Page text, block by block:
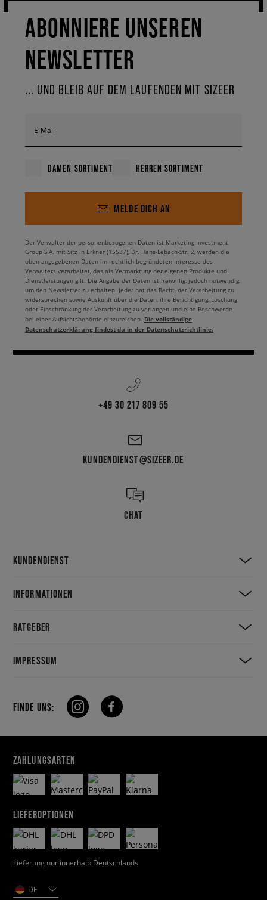
ABONNIERE UNSEREN
NEWSLETTER
... UND BLEIB AUF DEM LAUFENDEN MIT SIZEER
E-Mail
DAMEN SORTIMENT HERREN SORTIMENT
MELDE DICH AN
Der Verwalter der personenbezogenen Daten ist Marketing Investment
Group S.A. mit Sitz in Erkner (15537), Dr. Hans-Lebach-Str. 2, werden die
oben angegebenen Daten im rechtlich begründeten Interesse des
Verwalters verarbeitet, das als Vermarktung der eigenen Produkte und
Dienstleistungen gilt. Die Angabe der Daten ist freiwillig, jedoch notwendig,
um den Newsletter zu erhalten. Jeder hat das Recht, der Verarbeitung zu
widersprechen sowie Auskunft über die Daten, ihre Berichtigung, Löschung
oder Einschränkung der Verarbeitung zu verlangen und eine Beschwerde
bei einer Aufsichtsbehörde einzureichen. Die vollständige
Datenschutzerklärung findest du in der Datenschutzrichtlinie.
+49 30 217 809 55
KUNDENDIENST@SIZEER.DE
CHAT
KUNDENDIENST
INFORMATIONEN
RATGEBER
IMPRESSUM
FINDE UNS:
ZAHLUNGSARTEN
LIEFEROPTIONEN
Lieferung nur innerhalb Deutschlands
DE